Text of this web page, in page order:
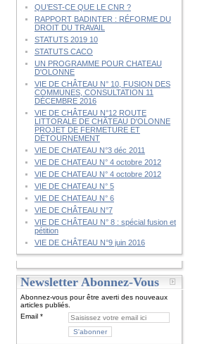
QU’EST-CE QUE LE CNR ?
RAPPORT BADINTER : RÉFORME DU
DROIT DU TRAVAIL
STATUTS 2019 10
STATUTS CACO
UN PROGRAMME POUR CHATEAU
D'OLONNE
VIE DE CHÂTEAU N° 10, FUSION DES
COMMUNES, CONSULTATION 11
DÉCEMBRE 2016
VIE DE CHÂTEAU N°12 ROUTE
LITTORALE DE CHÂTEAU D'OLONNE
PROJET DE FERMETURE ET
DÉTOURNEMENT
VIE DE CHATEAU N°3 déc 2011
VIE DE CHATEAU N° 4 octobre 2012
VIE DE CHATEAU N° 4 octobre 2012
VIE DE CHATEAU N° 5
VIE DE CHATEAU N° 6
VIE DE CHÂTEAU N°7
VIE DE CHÂTEAU N° 8 : spécial fusion et
pétition
VIE DE CHÂTEAU N°9 juin 2016
Newsletter Abonnez-Vous
Abonnez-vous pour être averti des nouveaux
articles publiés.
Email